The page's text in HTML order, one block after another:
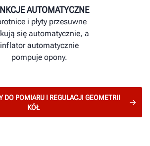
AUTOMATYCZNE
i płyty przesuwne
się automatycznie, a
inflator automatycznie
pompuje opony.
DO POMIARU I REGULACJI GEOMETRII
KÓŁ